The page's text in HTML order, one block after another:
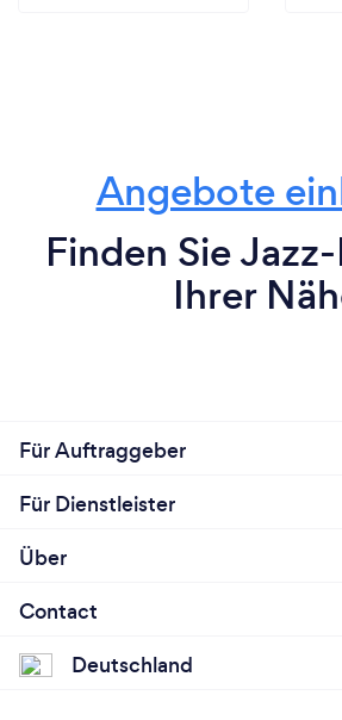
Angebote
Finden Sie
Ihrer
Für Auftraggeber
Für Dienstleister
Über
Contact
Deutschland